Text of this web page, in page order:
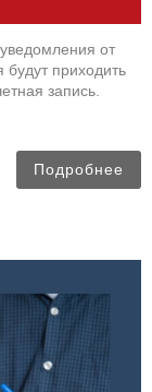
от
приходить
запись.
Подробнее